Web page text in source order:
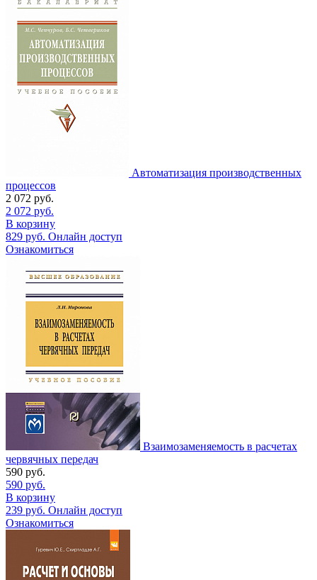
Автоматизация производственных
процессов
2 072 руб.
2 072 руб.
В корзину
829 руб. Онлайн доступ
Ознакомиться
Взаимозаменяемость в расчетах
червячных передач
590 руб.
590 руб.
В корзину
239 руб. Онлайн доступ
Ознакомиться